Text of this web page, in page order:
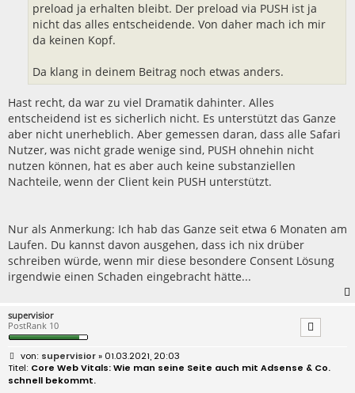
preload ja erhalten bleibt. Der preload via PUSH ist ja
nicht das alles entscheidende. Von daher mach ich mir
da keinen Kopf.
Da klang in deinem Beitrag noch etwas anders.
Hast recht, da war zu viel Dramatik dahinter. Alles
entscheidend ist es sicherlich nicht. Es unterstützt das Ganze
aber nicht unerheblich. Aber gemessen daran, dass alle Safari
Nutzer, was nicht grade wenige sind, PUSH ohnehin nicht
nutzen können, hat es aber auch keine substanziellen
Nachteile, wenn der Client kein PUSH unterstützt.
Nur als Anmerkung: Ich hab das Ganze seit etwa 6 Monaten am
Laufen. Du kannst davon ausgehen, dass ich nix drüber
schreiben würde, wenn mir diese besondere Consent Lösung
irgendwie einen Schaden eingebracht hätte...
supervisior
PostRank 10
B
e
t
supervisior» 01.03.2021, 20:03
Core Web Vitals: Wie man seine Seite auch mit Adsense & Co.
schnell bekommt.